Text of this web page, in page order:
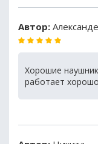
Автор:
Хорошие
работает